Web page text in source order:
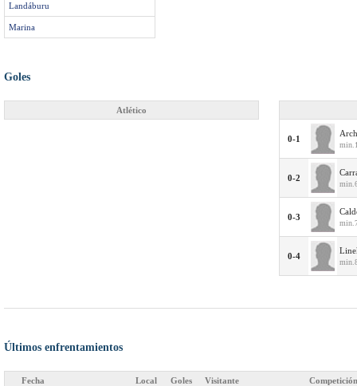
Landáburu
Marina
Goles
Atlético
0-1
0-2
0-3
0-4
Últimos enfrentamientos
Fecha Local Goles Visitante Competición